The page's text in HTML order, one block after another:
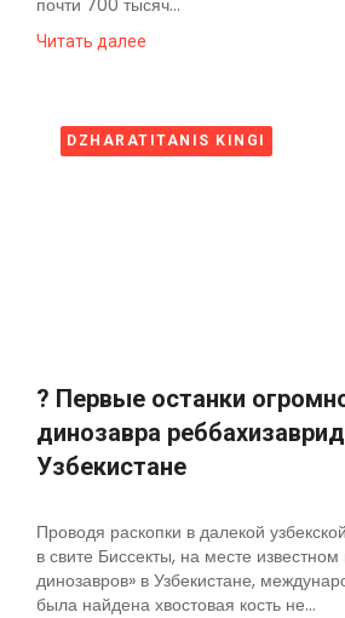
почти 700 тысяч...
Читать далее
DZHARATITANIS KINGI
? Первые останки
динозавра
Узбекистане
Проводя раскопки в далекой
в свите Биссекты, на месте
динозавров» в Узбекистане,
была найдена хвостовая кость не...